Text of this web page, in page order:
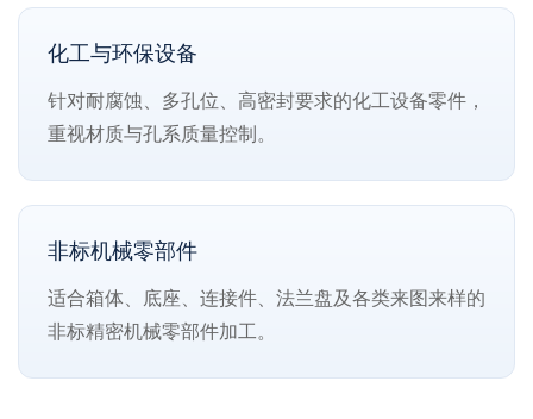
化工与环保设备
针对耐腐蚀、多孔位、高密封要求的化工设备零件，
重视材质与孔系质量控制。
非标机械零部件
适合箱体、底座、连接件、法兰盘及各类来图来样的
非标精密机械零部件加工。